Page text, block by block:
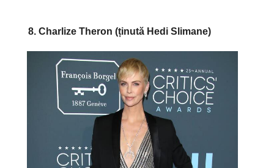
8. Charlize Theron (ținută Hedi Slimane)